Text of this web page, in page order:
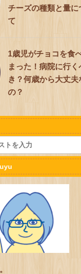
チーズの種類と量に
て
1歳児がチョコを食
まった！病院に行く
き？何歳から大丈夫
の？